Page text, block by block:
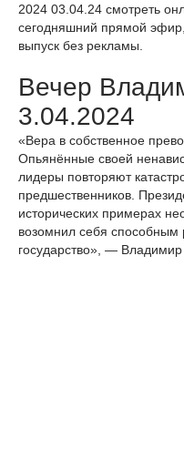
2024 03.04.24 смотреть
сегодняшний прямой
выпуск без рекламы.
Вечер
3.04.2024
«Вера в собственное
Опьянённые своей
лидеры повторяют
предшественников.
исторических примерах
возомнил себя способным
государство», —